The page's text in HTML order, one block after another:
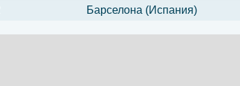
Барселона (Испания)